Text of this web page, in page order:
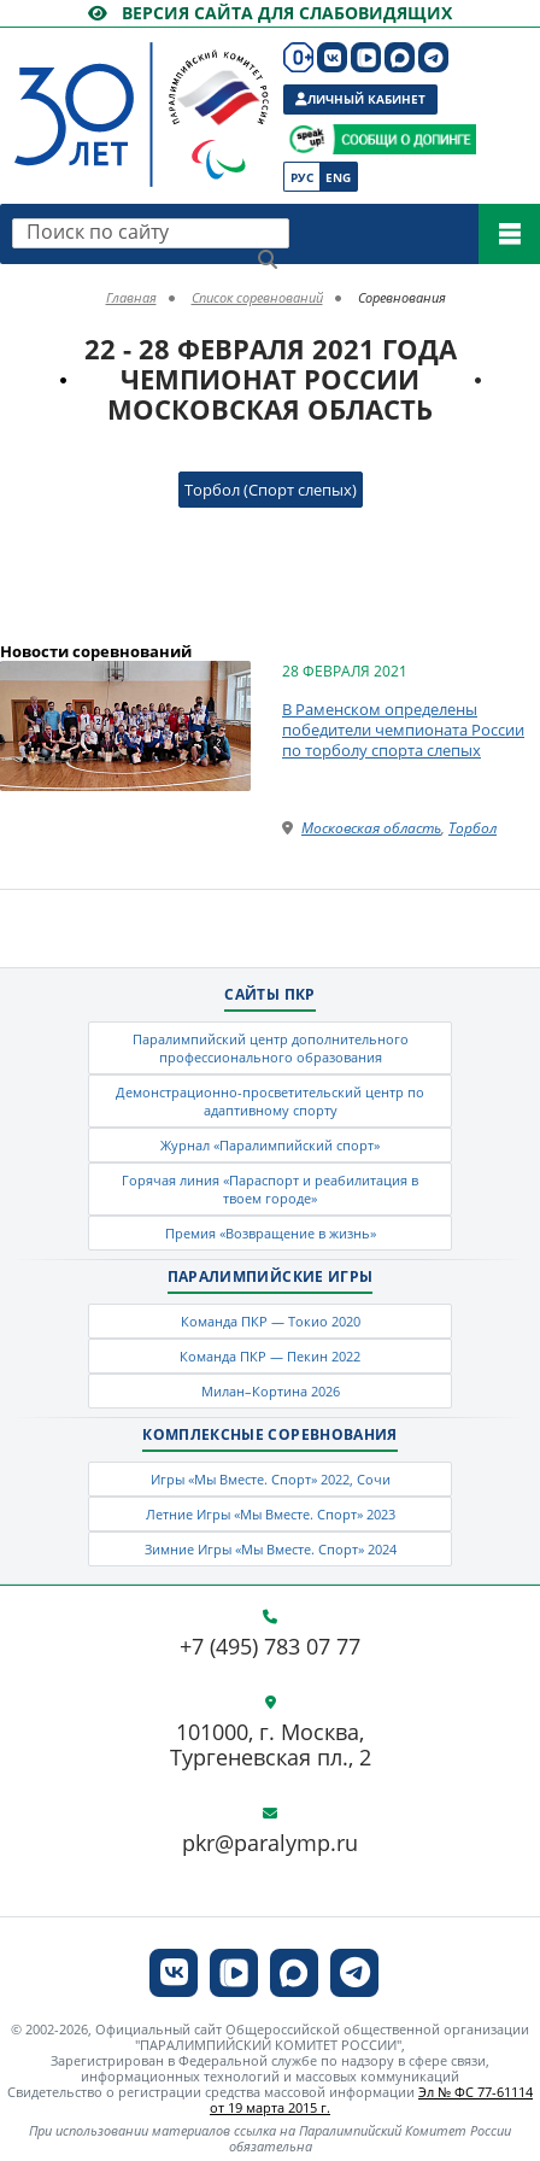
ВЕРСИЯ САЙТА ДЛЯ СЛАБОВИДЯЩИХ
РУС ENG
ЛИЧНЫЙ КАБИНЕТ
Поиск по сайту
Главная Список соревнований Соревнования
22 - 28 ФЕВРАЛЯ 2021 ГОДА
ЧЕМПИОНАТ РОССИИ
МОСКОВСКАЯ ОБЛАСТЬ
Торбол (Спорт слепых)
Новости соревнований
28 ФЕВРАЛЯ 2021
В Раменском определены
победители чемпионата России
по торболу спорта слепых
Московская область, Торбол
САЙТЫ ПКР
Паралимпийский центр дополнительного
профессионального образования
Демонстрационно-просветительский центр по
адаптивному спорту
Журнал «Паралимпийский спорт»
Горячая линия «Параспорт и реабилитация в
твоем городе»
Премия «Возвращение в жизнь»
ПАРАЛИМПИЙСКИЕ ИГРЫ
Команда ПКР — Токио 2020
Команда ПКР — Пекин 2022
Милан–Кортина 2026
КОМПЛЕКСНЫЕ СОРЕВНОВАНИЯ
Игры «Мы Вместе. Спорт» 2022, Сочи
Летние Игры «Мы Вместе. Спорт» 2023
Зимние Игры «Мы Вместе. Спорт» 2024
+7 (495) 783 07 77
pkr@paralymp.ru
101000, г. Москва,
Тургеневская пл., 2
© 2002-2026, Официальный сайт Общероссийской общественной организации
"ПАРАЛИМПИЙСКИЙ КОМИТЕТ РОССИИ",
Зарегистрирован в Федеральной службе по надзору в сфере связи,
информационных технологий и массовых коммуникаций
Свидетельство о регистрации средства массовой информации Эл № ФС 77-61114
от 19 марта 2015 г.
При использовании материалов ссылка на Паралимпийский Комитет России
обязательна